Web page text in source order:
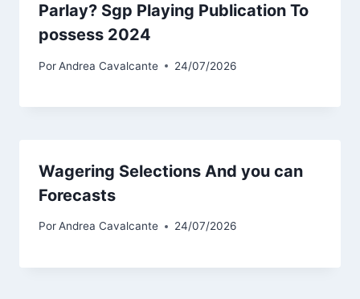
Parlay? Sgp Playing Publication To
possess 2024
PorAndrea Cavalcante 24/07/2026
Wagering Selections And you can
Forecasts
PorAndrea Cavalcante 24/07/2026